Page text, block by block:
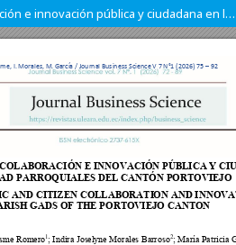
Estado abierto: colaboración e innovación pública y ciudadana en los GAD parroquiales del cantón Portoviejo